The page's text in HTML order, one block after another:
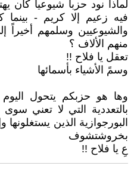
لماذا نود حزبا شيوعياً كان
فيه زعيم إلا كريم - بينما
والشيوعيين وسلمهم أخيراً
منهم الألاف ؟
تعقل يا فلاح !!
وسمً الأشياء بأسمائها
وها هو حزبكم يتحول
بالتعددية التي لا تعني
البورجوازية الذين يستغلونها
بخروشتشوف
عِ يا فلاح !!